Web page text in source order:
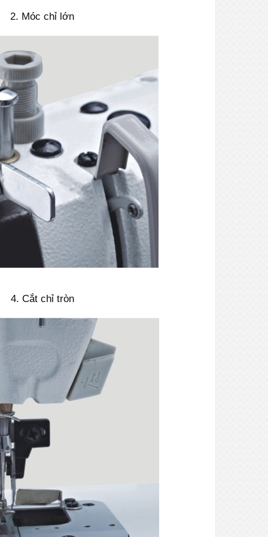
2. Móc chỉ lớn
4. Cắt chỉ tròn